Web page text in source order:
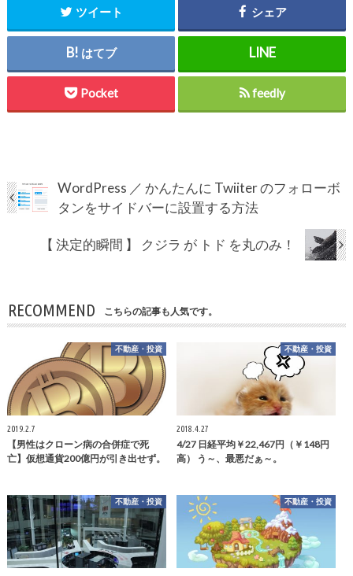
ツイート シェア
はてブ
Pocket feedly
WordPress ／ かんたんに Twiiter のフォローボ
タンをサイドバーに設置する方法
【 決定的瞬間 】 クジラ が トド を丸のみ！
RECOMMEND こちらの記事も人気です。
不動産・投資
2019.2.7
【男性はクローン病の合併症で死
亡】仮想通貨200億円が引き出せず。
不動産・投資
2018.4.27
4/27 日経平均￥22,467円（￥148円
高） う～、最悪だぁ～。
不動産・投資 不動産・投資